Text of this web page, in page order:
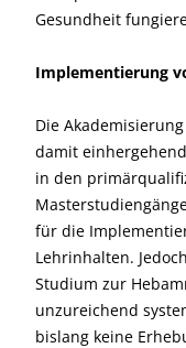
Gesundheit
Implementierung
Die
damit
in den
für die
Lehrinhalten.
Studium zur
unzureichend
bislang keine